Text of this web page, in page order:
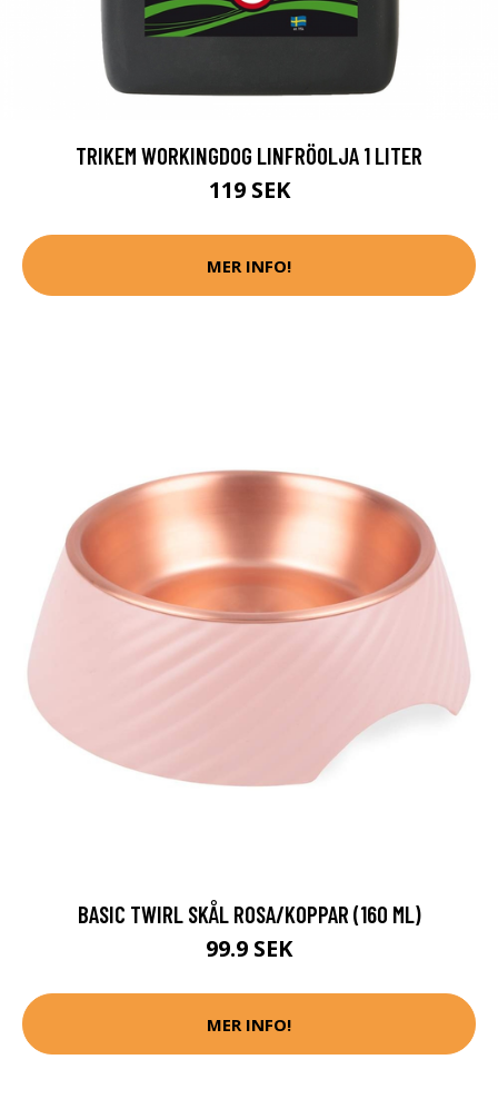
TRIKEM WORKINGDOG LINFRÖOLJA 1 LITER
119 SEK
MER INFO!
BASIC TWIRL SKÅL ROSA/KOPPAR (160 ML)
99.9 SEK
MER INFO!